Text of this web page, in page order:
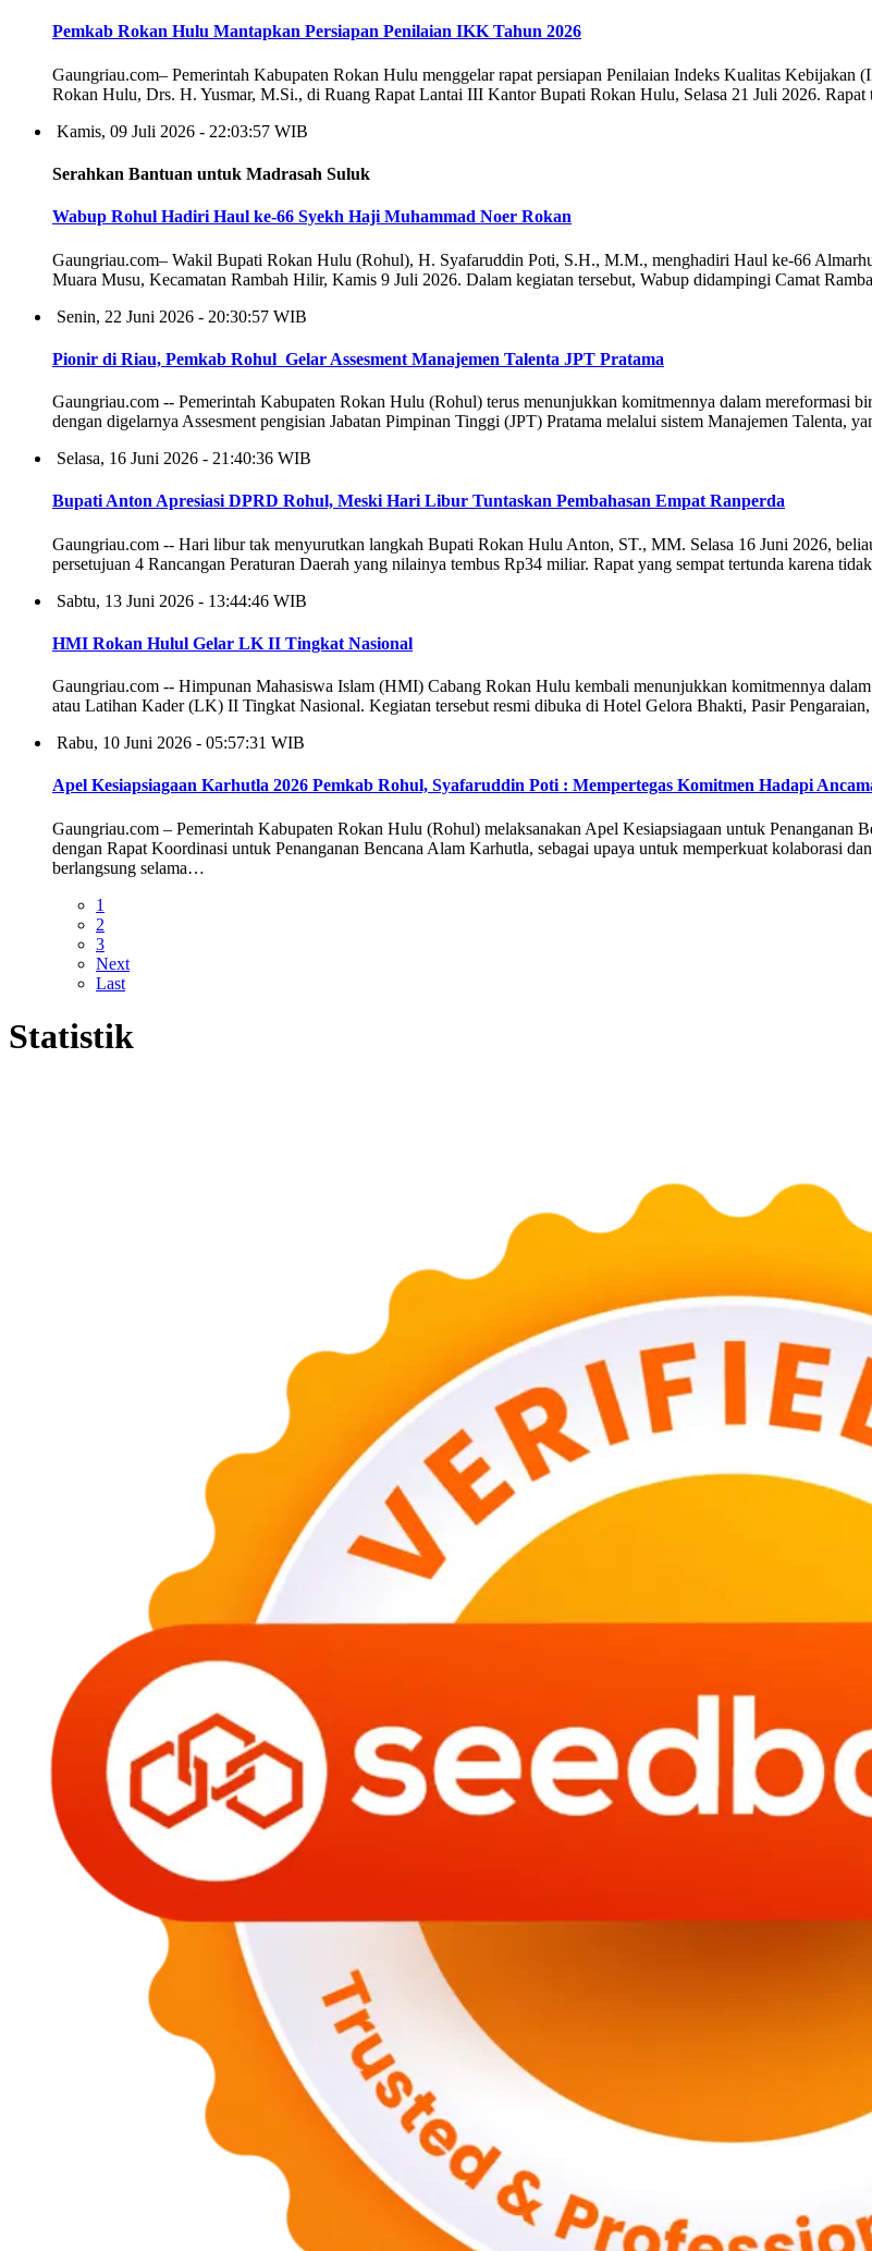
Pemkab Rokan Hulu Mantapkan Persiapan Penilaian IKK Tahun 2026
Gaungriau.com– Pemerintah Kabupaten Rokan Hulu menggelar rapat persiapan Penilaian Indeks Kualitas
Rokan Hulu, Drs. H. Yusmar, M.Si., di Ruang Rapat Lantai III Kantor Bupati Rokan Hulu, Selasa 21 Juli 2026.
Kamis, 09 Juli 2026 - 22:03:57 WIB
Serahkan Bantuan untuk Madrasah Suluk
Wabup Rohul Hadiri Haul ke-66 Syekh Haji Muhammad Noer Rokan
Gaungriau.com– Wakil Bupati Rokan Hulu (Rohul), H. Syafaruddin Poti, S.H., M.M., menghadiri Haul ke-66
Muara Musu, Kecamatan Rambah Hilir, Kamis 9 Juli 2026. Dalam kegiatan tersebut, Wabup didampingi Camat
Senin, 22 Juni 2026 - 20:30:57 WIB
Pionir di Riau, Pemkab Rohul Gelar Assesment Manajemen Talenta JPT Pratama
Gaungriau.com -- Pemerintah Kabupaten Rokan Hulu (Rohul) terus menunjukkan komitmennya dalam mereformasi
dengan digelarnya Assesment pengisian Jabatan Pimpinan Tinggi (JPT) Pratama melalui sistem Manajemen Talenta,
Selasa, 16 Juni 2026 - 21:40:36 WIB
Bupati Anton Apresiasi DPRD Rohul, Meski Hari Libur Tuntaskan Pembahasan Empat Ranperda
Gaungriau.com -- Hari libur tak menyurutkan langkah Bupati Rokan Hulu Anton, ST., MM. Selasa 16 Juni 2026,
persetujuan 4 Rancangan Peraturan Daerah yang nilainya tembus Rp34 miliar. Rapat yang sempat tertunda karena
Sabtu, 13 Juni 2026 - 13:44:46 WIB
HMI Rokan Hulul Gelar LK II Tingkat Nasional
Gaungriau.com -- Himpunan Mahasiswa Islam (HMI) Cabang Rokan Hulu kembali menunjukkan komitmennya
atau Latihan Kader (LK) II Tingkat Nasional. Kegiatan tersebut resmi dibuka di Hotel Gelora Bhakti, Pasir
Rabu, 10 Juni 2026 - 05:57:31 WIB
Apel Kesiapsiagaan Karhutla 2026 Pemkab Rohul, Syafaruddin Poti : Mempertegas Komitmen Hadapi
Gaungriau.com – Pemerintah Kabupaten Rokan Hulu (Rohul) melaksanakan Apel Kesiapsiagaan untuk
dengan Rapat Koordinasi untuk Penanganan Bencana Alam Karhutla, sebagai upaya untuk memperkuat kolaborasi
berlangsung selama…
1
2
3
Next
Last
Statistik